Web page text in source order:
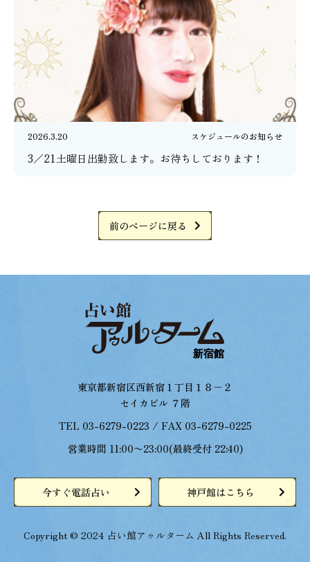
2026.3.20 スケジュールのお知らせ
3／21土曜日出勤致します。お待ちしております！
前のページに戻る
東京都新宿区西新宿１丁目１８−２
セイカビル ７階
TEL 03-6279-0223 / FAX 03-6279-0225
営業時間 11:00〜23:00(最終受付 22:40)
今すぐ電話占い 神戸館はこちら
Copyright © 2024 占い館アゥルターム All Rights Reserved.